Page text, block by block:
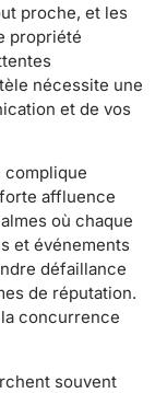
proche, et les
propriété
nécessite une
et de vos
complique
affluence
où chaque
et événements
défaillance
de réputation.
concurrence
souvent